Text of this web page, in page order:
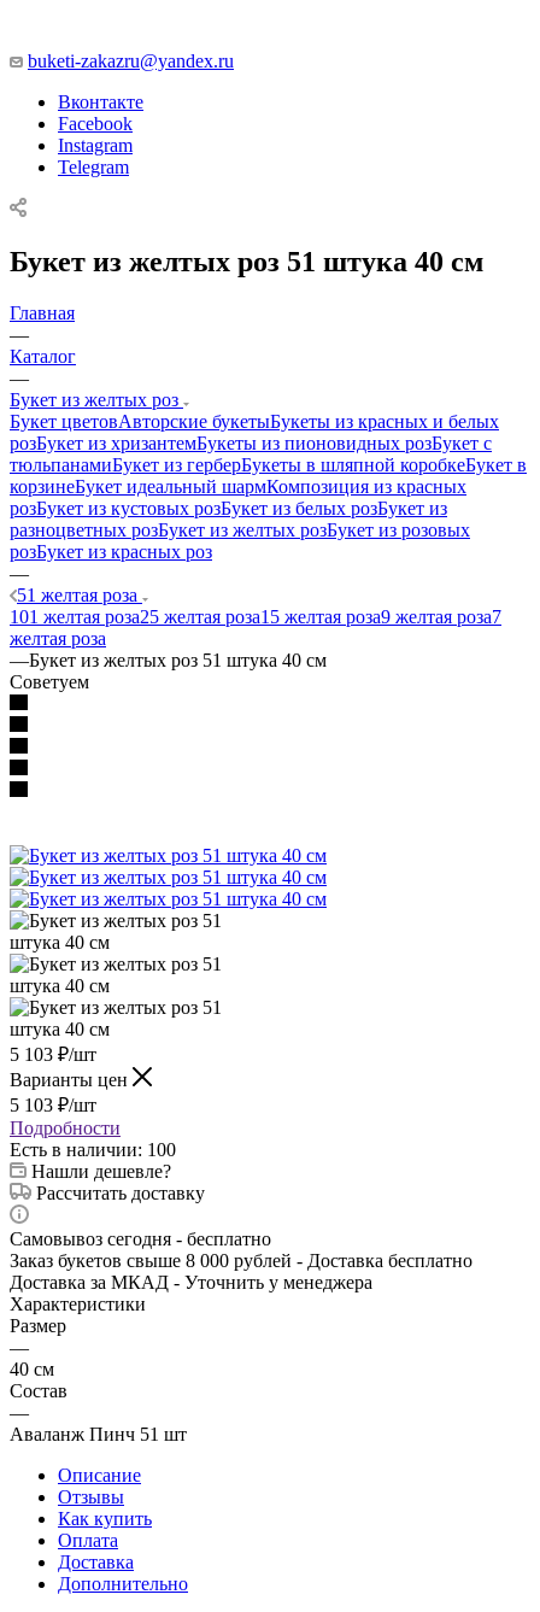
buketi-zakazru@yandex.ru
Вконтакте
Facebook
Instagram
Telegram
Букет из желтых роз 51 штука 40 см
Главная
—
Каталог
—
Букет из желтых роз
Букет цветовАвторские букетыБукеты из красных и белых
розБукет из хризантемБукеты из пионовидных розБукет с
тюльпанамиБукет из герберБукеты в шляпной коробкеБукет в
корзинеБукет идеальный шармКомпозиция из красных
розБукет из кустовых розБукет из белых розБукет из
разноцветных розБукет из желтых розБукет из розовых
розБукет из красных роз
—
51 желтая роза
101 желтая роза25 желтая роза15 желтая роза9 желтая роза7
желтая роза
—Букет из желтых роз 51 штука 40 см
Советуем
5 103 ₽/шт
Варианты цен
5 103 ₽/шт
Подробности
Есть в наличии: 100
Нашли дешевле?
Рассчитать доставку
Самовывоз сегодня - бесплатно
Заказ букетов свыше 8 000 рублей - Доставка бесплатно
Доставка за МКАД - Уточнить у менеджера
Характеристики
Размер
—
40 см
Состав
—
Аваланж Пинч 51 шт
Описание
Отзывы
Как купить
Оплата
Доставка
Дополнительно